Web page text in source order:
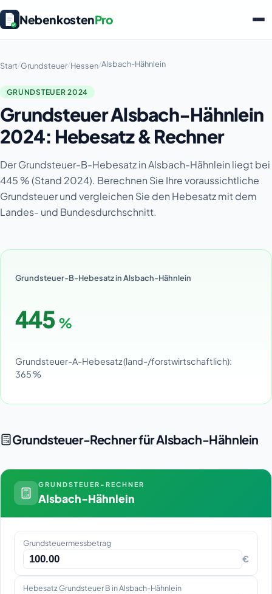
NebenkostenPro
Start/Grundsteuer/Hessen/Alsbach-Hähnlein
GRUNDSTEUER 2024
Grundsteuer Alsbach-Hähnlein
2024: Hebesatz & Rechner
Der Grundsteuer-B-Hebesatz in Alsbach-Hähnlein liegt bei
445 % (Stand 2024). Berechnen Sie Ihre voraussichtliche
Grundsteuer und vergleichen Sie den Hebesatz mit dem
Landes- und Bundesdurchschnitt.
Grundsteuer-B-Hebesatz in Alsbach-Hähnlein
445 %
Grundsteuer-A-Hebesatz (land-/forstwirtschaftlich):
365 %
Grundsteuer-Rechner für Alsbach-Hähnlein
GRUNDSTEUER-RECHNER
Alsbach-Hähnlein
Grundsteuermessbetrag
€
Hebesatz Grundsteuer B in Alsbach-Hähnlein